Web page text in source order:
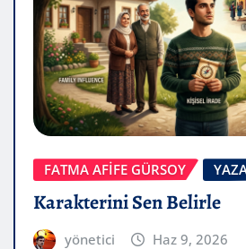
FATMA AFİFE GÜRSOY
Karakterini Sen Belirle
yönetici Haz 9, 2026